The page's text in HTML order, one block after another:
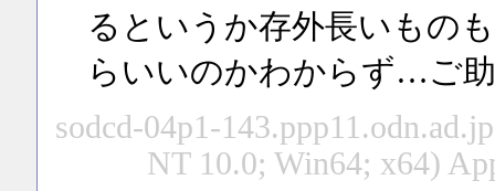
るというか存外長いもの
らいいのかわからず…ご
sodcd-04p1-
NT 10.0; Win64; x64)